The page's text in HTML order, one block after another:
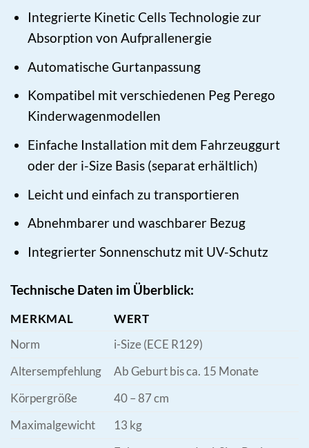
Integrierte Kinetic Cells Technologie zur
Absorption von Aufprallenergie
Automatische Gurtanpassung
Kompatibel mit verschiedenen Peg Perego
Kinderwagenmodellen
Einfache Installation mit dem Fahrzeuggurt
oder der i-Size Basis (separat erhältlich)
Leicht und einfach zu transportieren
Abnehmbarer und waschbarer Bezug
Integrierter Sonnenschutz mit UV-Schutz
Technische Daten im Überblick:
MERKMAL
WERT
Norm
i-Size (ECE R129)
Altersempfehlung
Ab Geburt bis ca. 15 Monate
Körpergröße
40 – 87 cm
Maximalgewicht
13 kg